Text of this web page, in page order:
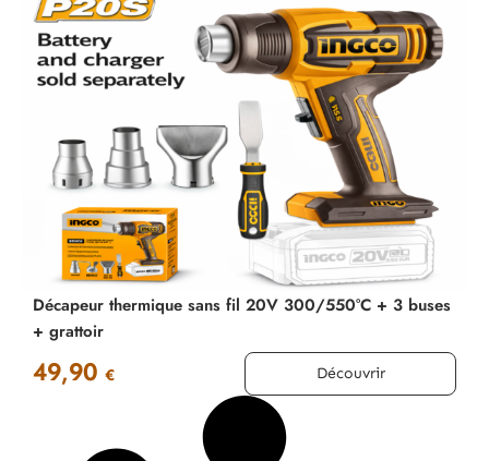
Décapeur thermique sans fil 20V 300/550°C + 3 buses
+ grattoir
49,90 € Découvrir